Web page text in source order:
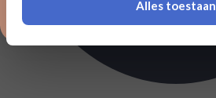
Alles toestaan